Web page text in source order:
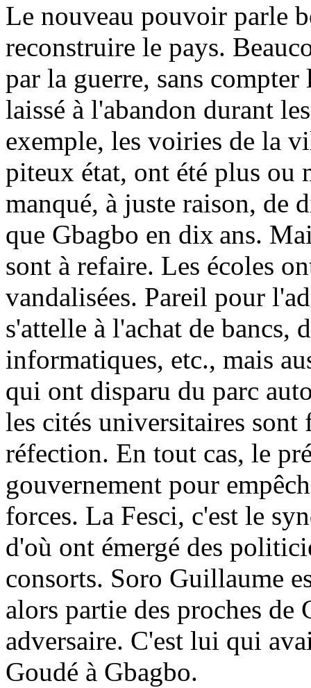
Le nouveau pouvoir parle
reconstruire le pays.
par la guerre, sans
laissé à l'abandon durant
exemple, les voiries de la
piteux état, ont été plus ou
manqué, à juste raison, de
que Gbagbo en dix ans.
sont à refaire. Les écoles
vandalisées. Pareil pour
s'attelle à l'achat de bancs,
informatiques, etc., mais
qui ont disparu du parc
les cités universitaires sont
réfection. En tout cas, le
gouvernement pour
forces. La Fesci, c'est le
d'où ont émergé des
consorts. Soro Guillaume
alors partie des proches de
adversaire. C'est lui qui
Goudé à Gbagbo.